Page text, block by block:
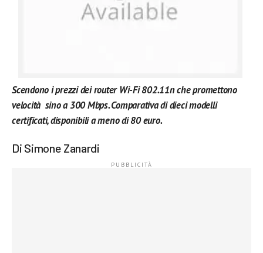
Scendono i prezzi dei router Wi-Fi 802.11n che promettono
velocità sino a 300 Mbps. Comparativa di dieci modelli
certificati, disponibili a meno di 80 euro.
Di Simone Zanardi